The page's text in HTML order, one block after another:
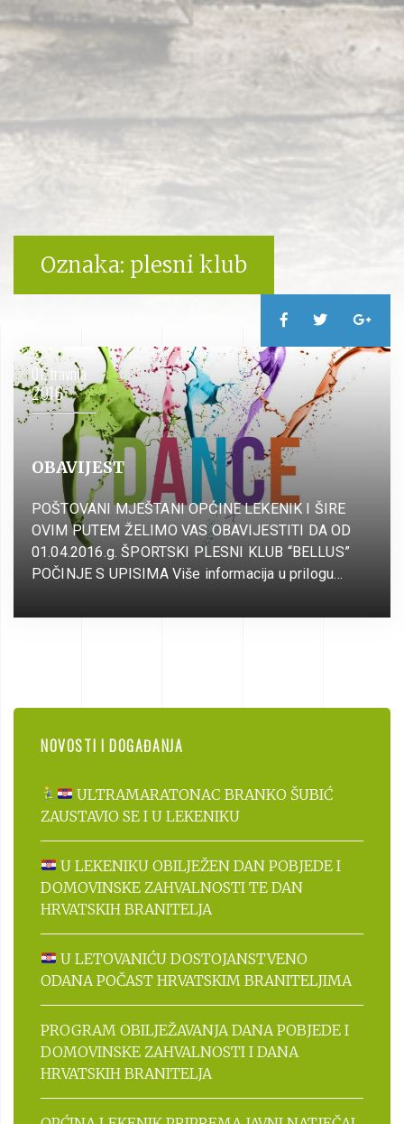
Oznaka: plesni klub
01. travnja
2016
OBAVIJEST
POŠTOVANI MJEŠTANI OPĆINE LEKENIK I ŠIRE
OVIM PUTEM ŽELIMO VAS OBAVIJESTITI DA OD
01.04.2016.g. ŠPORTSKI PLESNI KLUB “BELLUS”
POČINJE S UPISIMA Više informacija u prilogu…
NOVOSTI I DOGAĐANJA
ULTRAMARATONAC BRANKO ŠUBIĆ
ZAUSTAVIO SE I U LEKENIKU
U LEKENIKU OBILJEŽEN DAN POBJEDE I
DOMOVINSKE ZAHVALNOSTI TE DAN
HRVATSKIH BRANITELJA
U LETOVANIĆU DOSTOJANSTVENO
ODANA POČAST HRVATSKIM BRANITELJIMA
PROGRAM OBILJEŽAVANJA DANA POBJEDE I
DOMOVINSKE ZAHVALNOSTI I DANA
HRVATSKIH BRANITELJA